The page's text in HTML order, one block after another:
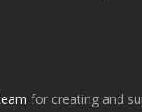
for creating and